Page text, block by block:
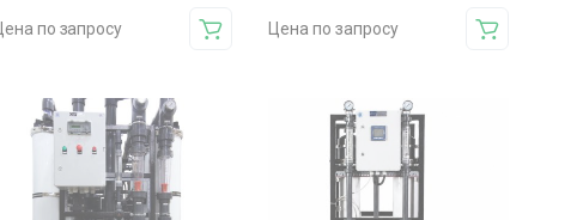
Цена по запросу Цена по запросу